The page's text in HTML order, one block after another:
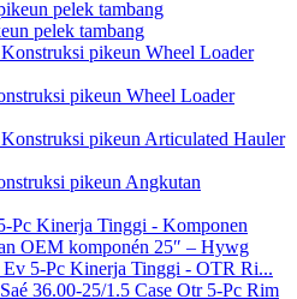
pelek tambang
pikeun Wheel Loader
pikeun Angkutan
5-Pc Kinerja Tinggi - OTR Ri...